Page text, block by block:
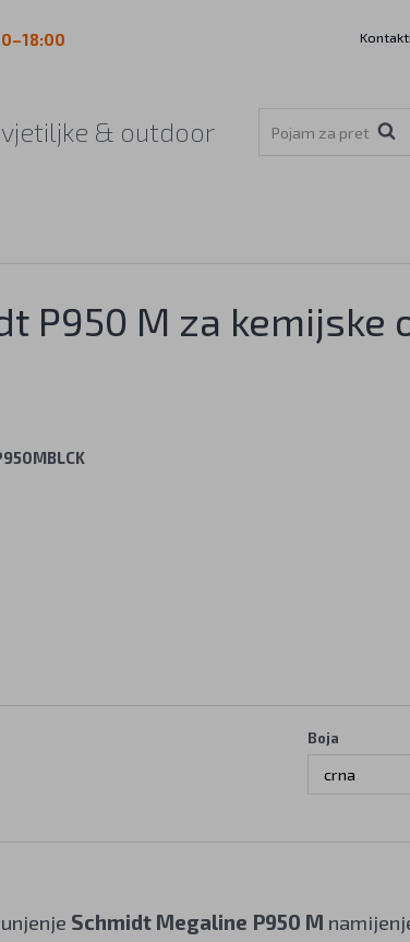
Kontakti
& outdoor
P950 M za kemijske
Boja
crna
Schmidt Megaline P950 M